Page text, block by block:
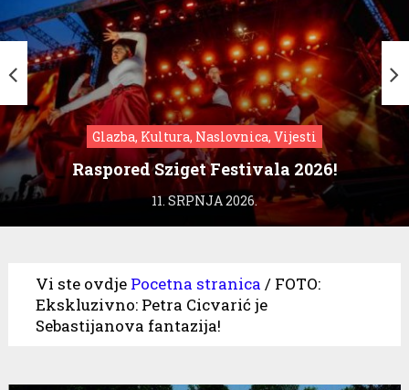
Glazba, Kultura, Naslovnica, Vijesti
Raspored Sziget Festivala 2026!
11. SRPNJA 2026.
Vi ste ovdje Pocetna stranica / FOTO:
Ekskluzivno: Petra Cicvarić je
Sebastijanova fantazija!